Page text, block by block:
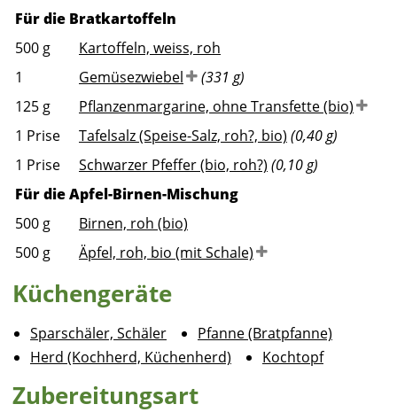
Für die Bratkartoffeln
500 g
Kartoffeln, weiss, roh
1
Gemüsezwiebel
(331 g)
125 g
Pflanzenmargarine, ohne Transfette (bio)
1 Prise Tafelsalz (Speise-Salz, roh?, bio) (0,40 g)
1 Prise Schwarzer Pfeffer (bio, roh?) (0,10 g)
Für die Apfel-Birnen-Mischung
500 g
Birnen, roh (bio)
500 g Äpfel, roh, bio (mit Schale)
Küchengeräte
Sparschäler, Schäler
Pfanne (Bratpfanne)
Herd (Kochherd, Küchenherd)
Kochtopf
Zubereitungsart